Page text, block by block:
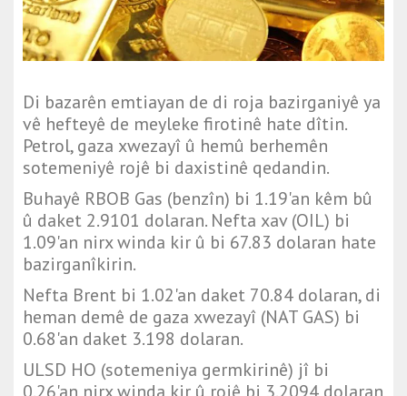
Di bazarên emtiayan de di roja bazirganiyê ya
vê hefteyê de meyleke firotinê hate dîtin.
Petrol, gaza xwezayî û hemû berhemên
sotemeniyê rojê bi daxistinê qedandin.
Buhayê RBOB Gas (benzîn) bi 1.19'an kêm bû
û daket 2.9101 dolaran. Nefta xav (OIL) bi
1.09'an nirx winda kir û bi 67.83 dolaran hate
bazirganîkirin.
Nefta Brent bi 1.02'an daket 70.84 dolaran, di
heman demê de gaza xwezayî (NAT GAS) bi
0.68'an daket 3.198 dolaran.
ULSD HO (sotemeniya germkirinê) jî bi